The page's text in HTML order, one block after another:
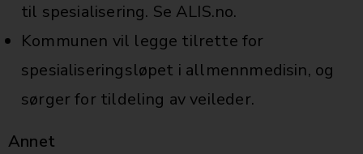
til spesialisering. Se ALIS.no.
Kommunen vil legge tilrette for
spesialiseringsløpet i allmennmedisin, og
sørger for tildeling av veileder.
Annet